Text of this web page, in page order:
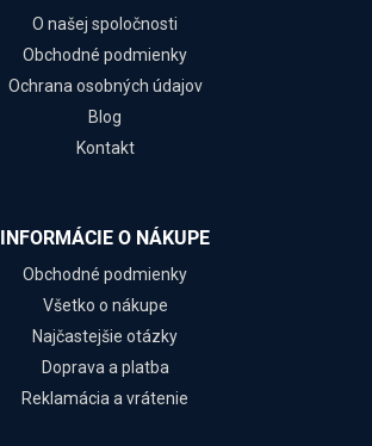
O našej spoločnosti
Obchodné podmienky
Ochrana osobných údajov
Blog
Kontakt
INFORMÁCIE O NÁKUPE
Obchodné podmienky
Všetko o nákupe
Najčastejšie otázky
Doprava a platba
Reklamácia a vrátenie